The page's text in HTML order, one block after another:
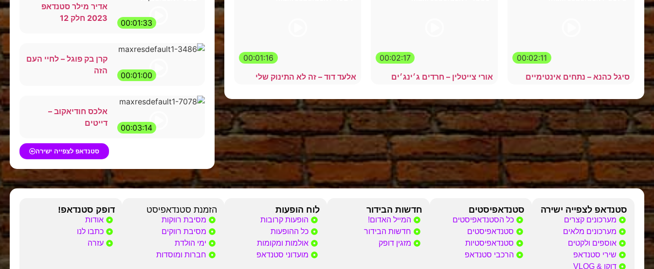
00:02:11
סיגל כהנא – נתחים אינטימיים
00:02:17
אורי צייטלין – חרדים ג׳ינג׳ים
00:01:16
אלעד דוד – זה לא התינוק שלי
00:01:33
אדיר מילר סטנדאפ
2023 חלק 12
00:01:00
קרן בק פוגל – לחיי העם
הזה
00:03:14
אלכס חודיאקוב –
דייטים
סטנדאפ לצפייה ישירה
סטנדאפ לצפייה ישירה
מערכונים קצרים
מערכונים מלאים
אוספים ולקטים
שירי סטנדאפ
דוקו & VLOG
סטנדאפיסטים
כל הסטנדאפיסטים
סטנדאפיסטים
סטנדאפיסטיות
הרכבי סטנדאפ
חדשות הבידור
המייל האדום!
חדשות הבידור
מזגין דופק
לוח הופעות
הופעות קרובות
כל ההופעות
אולמות ומקומות
מועדוני סטנדאפ
הזמנת סטנדאפיסט
מסיבת רווקות
מסיבת רווקים
ימי הולדת
חברות ומוסדות
דופק סטנדאפ!
אודות
כתבו לנו
עזרה